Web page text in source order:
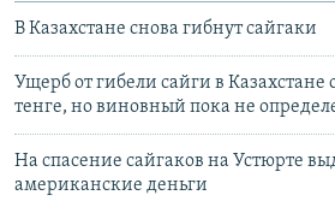
В Казахстане снова гибнут сайгаки
Ущерб от гибели сайги в
тенге, но виновный пока не
На спасение сайгаков на Устюрте
американские деньги